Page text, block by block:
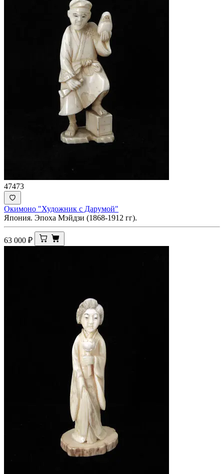
47473
Окимоно "Художник с Дарумой"
Япония. Эпоха Мэйдзи (1868-1912 гг).
63 000 ₽